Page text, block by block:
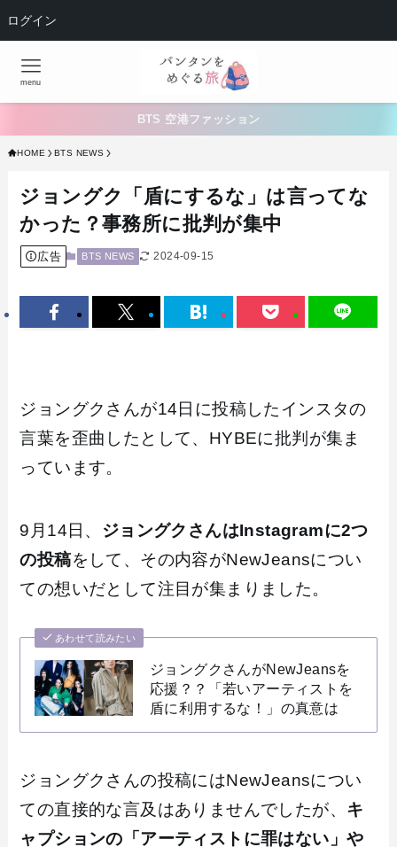
ログイン
menu
BTS 空港ファッション
HOME BTS NEWS
ジョングク「盾にするな」は言ってな
かった？事務所に批判が集中
広告 BTS NEWS 2024-09-15
ジョングクさんが14日に投稿したインスタの
言葉を歪曲したとして、HYBEに批判が集ま
っています。
9月14日、
ジョングクさんはInstagramに2つ
の投稿をして、その内容がNewJeansについ
ての想いだとして注目が集まりました。
あわせて読みたい
ジョングクさんがNewJeansを
応援？？「若いアーティストを
盾に利用するな！」の真意は
ジョングクさんの投稿にはNewJeansについ
ての直接的な言及はありませんでしたが、 キ
ャプションの「アーティストに罪はない」や